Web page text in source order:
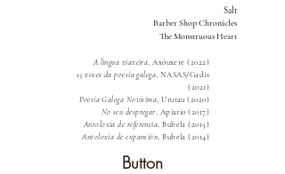
Salt
Barber Shop Chronicles
The Monstruous Heart
A lingua viaxeira, Axóuxere (2022)
15 voces da poesía galega, NASAS/Gadis
(2021)
Poesía Galega Novísima, Urutau (2020)
No seu despregar, Apiario (2017)
Antoloxía de referencia, Bubela (2015)
Antoloxía de expansión, Bubela (2014)
Button